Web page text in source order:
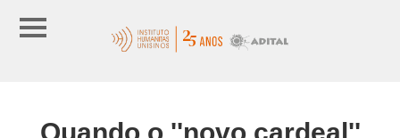
Quando o ''novo cardeal''